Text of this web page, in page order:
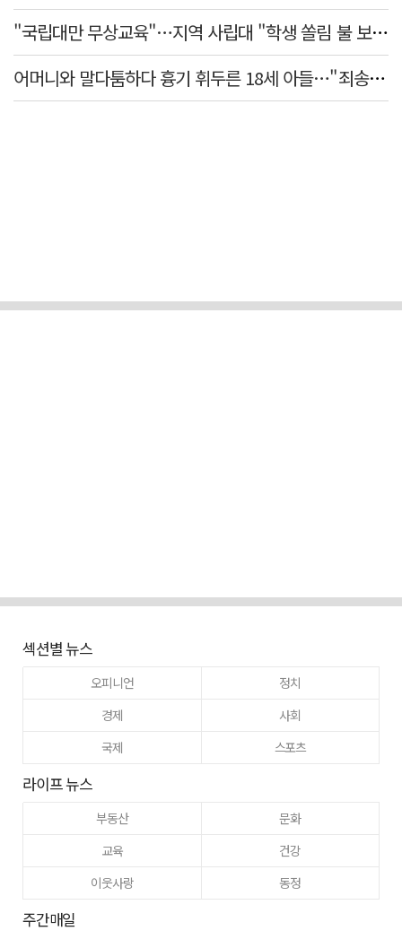
"국립대만 무상교육"…지역 사립대 "학생 쏠림 불 보듯"
어머니와 말다툼하다 흉기 휘두른 18세 아들…"죄송하지 않나" 묻자 침묵
섹션별 뉴스
오피니언
정치
경제
사회
국제
스포츠
라이프 뉴스
부동산
문화
교육
건강
이웃사랑
동정
주간매일